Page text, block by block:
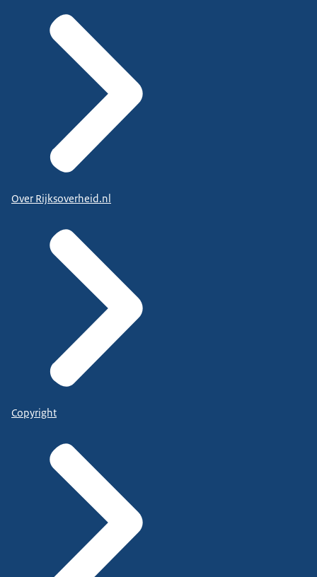
Over Rijksoverheid.nl
Copyright